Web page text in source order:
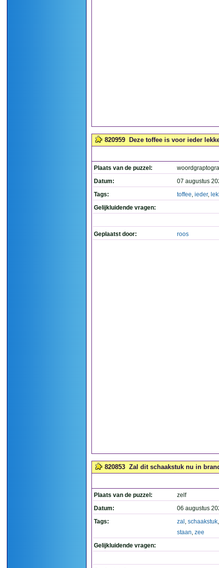
820959 Deze toffee is voor ieder
Plaats van de puzzel:
Datum:
07 augustus
Tags:
toffee, ieder,
Gelijkluidende vragen:
Geplaatst door: roos
820853 Zal dit schaakstuk nu in
Plaats van de puzzel:
zelf
Datum:
06 augustus
Tags:
zal , schaakstuk
staan, zee
Gelijkluidende vragen: